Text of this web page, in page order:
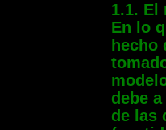
1.1. El
En lo
hecho
debe
de las